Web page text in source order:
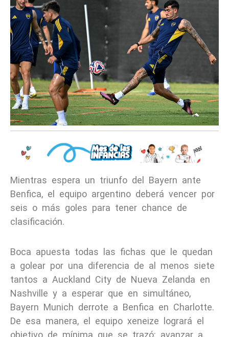
Mientras espera un triunfo del Bayern ante
Benfica, el equipo argentino deberá vencer por
seis o más goles para tener chance de
clasificación.
Boca apuesta todas las fichas que le quedan
a golear por una diferencia de al menos siete
tantos a Auckland City de Nueva Zelanda en
Nashville y a esperar que en simultáneo,
Bayern Munich derrote a Benfica en Charlotte.
De esa manera, el equipo xeneize logrará el
objetivo de mínima que se trazó: avanzar a